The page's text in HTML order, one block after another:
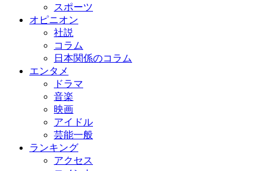
スポーツ
オピニオン
社説
コラム
日本関係のコラム
エンタメ
ドラマ
音楽
映画
アイドル
芸能一般
ランキング
アクセス